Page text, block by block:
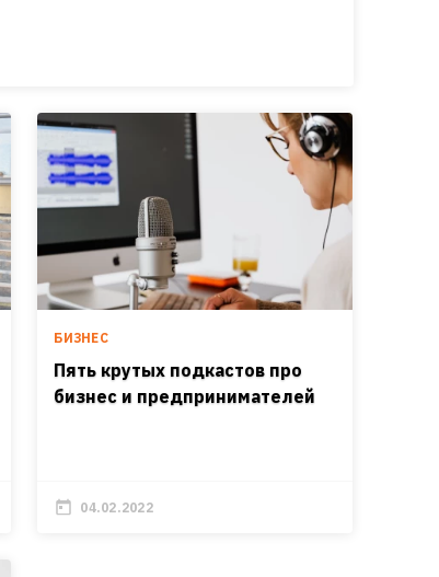
БИЗНЕС
Пять крутых подкастов про
бизнес и предпринимателей
04.02.2022